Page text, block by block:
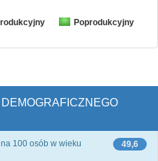
Poprodukcyjny
49,6
100 osób w wieku